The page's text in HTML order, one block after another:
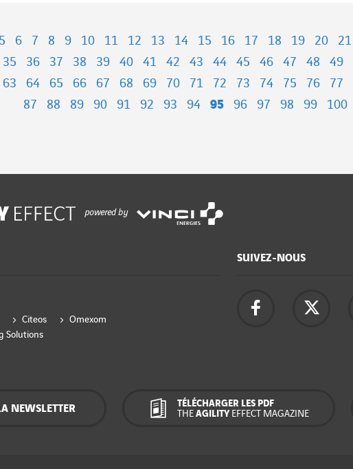
5 6 7 8 9 10 11 12 13 14 15 16 17 18 19 20 21
35 36 37 38 39 40 41 42 43 44 45 46 47 48 49
63 64 65 66 67 68 69 70 71 72 73 74 75 76 77
87
88 89 90 91 92 93 94 95 96 97 98 99 100
powered by
Citeos
Omexom
Solutions
SUIVEZ-NOUS
NEWSLETTER
TÉLÉCHARGER LES PDF
THEAGILITY EFFECT MAGAZINE